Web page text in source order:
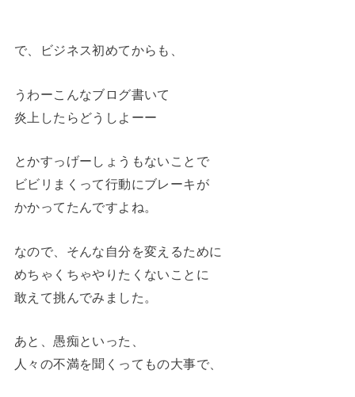
で、ビジネス初めてからも、
うわーこんなブログ書いて
炎上したらどうしよーー
とかすっげーしょうもないことで
ビビリまくって行動にブレーキが
かかってたんですよね。
なので、そんな自分を変えるために
めちゃくちゃやりたくないことに
敢えて挑んでみました。
あと、愚痴といった、
人々の不満を聞くってもの大事で、